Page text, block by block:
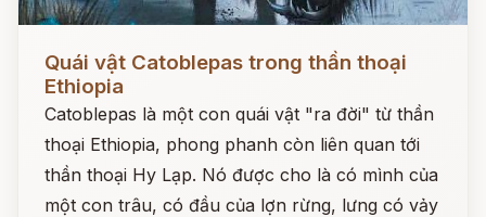
Quái vật Catoblepas trong thần thoại
Ethiopia
Catoblepas là một con quái vật "ra đời" từ thần
thoại Ethiopia, phong phanh còn liên quan tới
thần thoại Hy Lạp. Nó được cho là có mình của
một con trâu, có đầu của lợn rừng, lưng có vảy